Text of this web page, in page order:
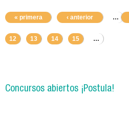
« primera ‹ anterior …
12 13 14 15 …
Concursos abiertos ¡Postula!